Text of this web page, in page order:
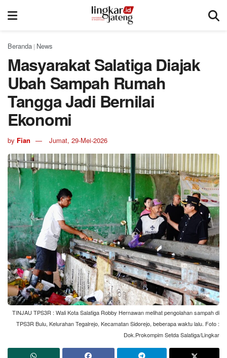
Beranda | News
Masyarakat Salatiga Diajak
Ubah Sampah Rumah
Tangga Jadi Bernilai
Ekonomi
by Fian Jumat, 29-Mei-2026
TINJAU TPS3R : Wali Kota Salatiga Robby Hernawan melihat pengolahan sampah di
TPS3R Bulu, Kelurahan Tegalrejo, Kecamatan Sidorejo, beberapa waktu lalu. Foto :
Dok.Prokompim Setda Salatiga/Lingkar